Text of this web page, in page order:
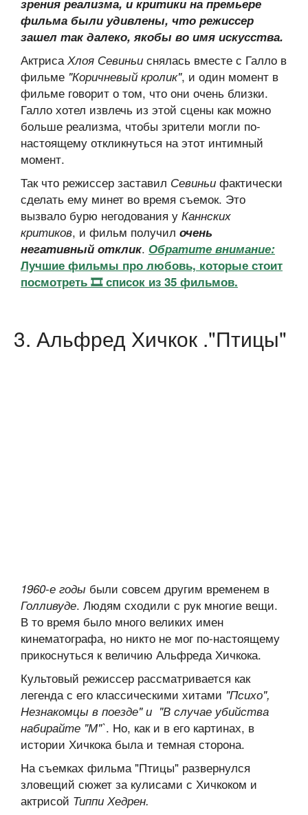
зрения реализма, и критики на премьере
фильма были удивлены, что режиссер
зашел так далеко, якобы во имя искусства.
АктрисаХлоя Севиньи снялась вместе с Галло в
фильме "Коричневый кролик", и один момент в
фильме говорит о том, что они очень близки.
Галло хотел извлечь из этой сцены как можно
больше реализма, чтобы зрители могли по-
настоящему откликнуться на этот интимный
момент.
Так что режиссер заставил Севиньи фактически
сделать ему минет во время съемок. Это
вызвало бурю негодования у Каннских
критиков, и фильм получил очень
негативный отклик. Обратите внимание:
Лучшие фильмы про любовь, которые стоит
посмотреть 🎞 список из 35 фильмов.
3. Альфред Хичкок ."Птицы"
1960-е годы были совсем другим временем в
Голливуде. Людям сходили с рук многие вещи.
В то время было много великих имен
кинематографа, но никто не мог по-настоящему
прикоснуться к величию Альфреда Хичкока.
Культовый режиссер рассматривается как
легенда с его классическими хитами "Психо",
Незнакомцы в поезде" и "В случае убийства
набирайте "М"`. Но, как и в его картинах, в
истории Хичкока была и темная сторона.
На съемках фильма "Птицы" развернулся
зловещий сюжет за кулисами с Хичкоком и
актрисой Типпи Хедрен.